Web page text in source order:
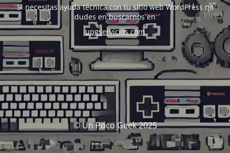
Si necesitas ayuda técnica con tu sitio web WordPress no
dudes en buscarnos en
upgservicios.com
© Un Poco Geek 2025